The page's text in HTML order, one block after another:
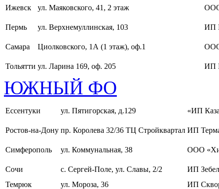
Ижевск ул. Маяковского, 41, 2 этаж
Пермь ул. Верхнемуллинская, 103 ИП
Самара Циолковского, 1А (1 этаж), оф.1
Тольятти ул. Ларина 169, оф. 205 ИП
ЮЖНЫЙ ФО
Ессентуки ул. Пятигорская, д.129 «ИП
Ростов-на-Дону пр. Королева 32/36 ТЦ Стройквартал ИП
Симферополь ул. Коммунальная, 38 ООО
Сочи с. Сергей-Поле, ул. Славы, 2/2
ИП
Темрюк
ул. Мороза, 36
ИП